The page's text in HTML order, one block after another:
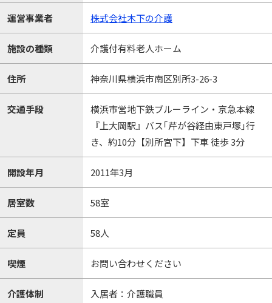
運営事業者 株式会社木下の介護
施設の種類 介護付有料老人ホーム
住所 神奈川県横浜市南区別所3-26-3
交通手段
横浜市営地下鉄ブルーライン・京急本線
『上大岡駅』バス｢芹が谷経由東戸塚｣行
き、約10分【別所宮下】下車 徒歩 3分
開設年月 2011年3月
居室数 58室
定員 58人
喫煙 お問い合わせください
介護体制
入居者：介護職員